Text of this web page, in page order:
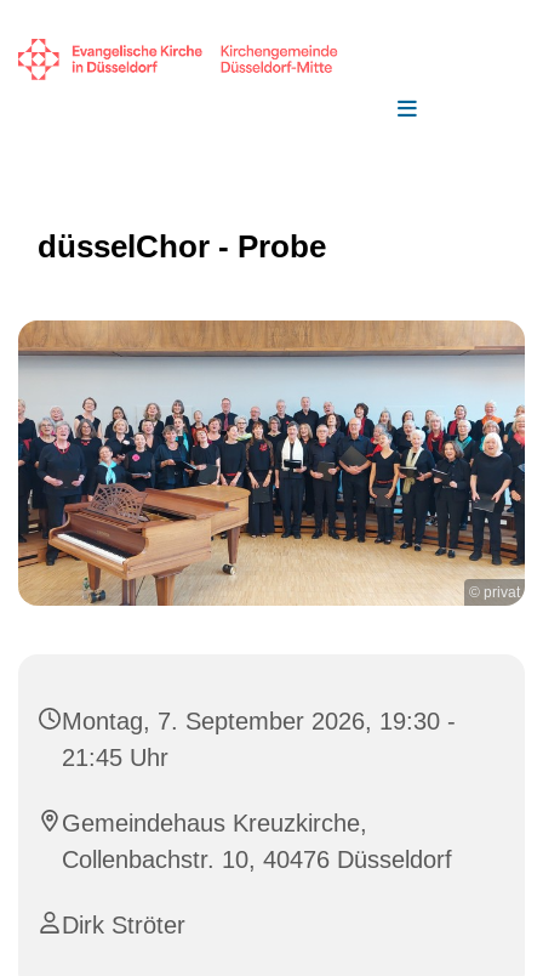
düsselChor - Probe
© privat
Montag, 7. September 2026, 19:30 -
21:45 Uhr
Gemeindehaus Kreuzkirche,
Collenbachstr. 10, 40476 Düsseldorf
Dirk Ströter